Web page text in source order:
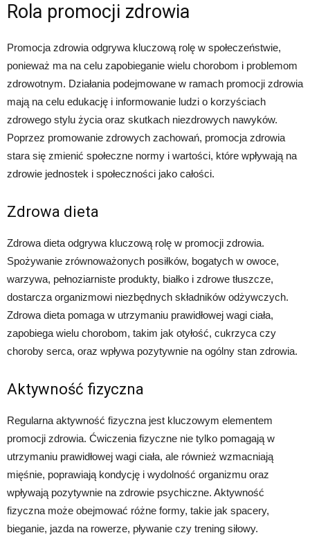
Rola promocji zdrowia
Promocja zdrowia odgrywa kluczową rolę w społeczeństwie,
ponieważ ma na celu zapobieganie wielu chorobom i problemom
zdrowotnym. Działania podejmowane w ramach promocji zdrowia
mają na celu edukację i informowanie ludzi o korzyściach
zdrowego stylu życia oraz skutkach niezdrowych nawyków.
Poprzez promowanie zdrowych zachowań, promocja zdrowia
stara się zmienić społeczne normy i wartości, które wpływają na
zdrowie jednostek i społeczności jako całości.
Zdrowa dieta
Zdrowa dieta odgrywa kluczową rolę w promocji zdrowia.
Spożywanie zrównoważonych posiłków, bogatych w owoce,
warzywa, pełnoziarniste produkty, białko i zdrowe tłuszcze,
dostarcza organizmowi niezbędnych składników odżywczych.
Zdrowa dieta pomaga w utrzymaniu prawidłowej wagi ciała,
zapobiega wielu chorobom, takim jak otyłość, cukrzyca czy
choroby serca, oraz wpływa pozytywnie na ogólny stan zdrowia.
Aktywność fizyczna
Regularna aktywność fizyczna jest kluczowym elementem
promocji zdrowia. Ćwiczenia fizyczne nie tylko pomagają w
utrzymaniu prawidłowej wagi ciała, ale również wzmacniają
mięśnie, poprawiają kondycję i wydolność organizmu oraz
wpływają pozytywnie na zdrowie psychiczne. Aktywność
fizyczna może obejmować różne formy, takie jak spacery,
bieganie, jazda na rowerze, pływanie czy trening siłowy.